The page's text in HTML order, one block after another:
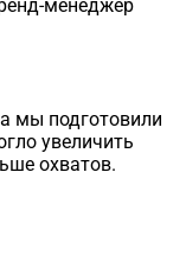
менеджер
мы подготовили
увеличить
охватов.